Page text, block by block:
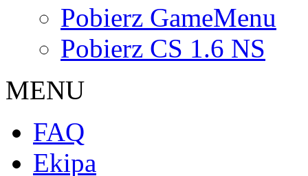
Pobierz GameMenu
Pobierz CS 1.6 NS
MENU
FAQ
Ekipa